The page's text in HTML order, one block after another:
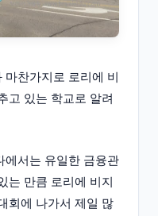
찬가지로 로리에 비
고 있는 학교로 알려
에서는 유일한 금융관
는 만큼 로리에 비지
회에 나가서 제일 많